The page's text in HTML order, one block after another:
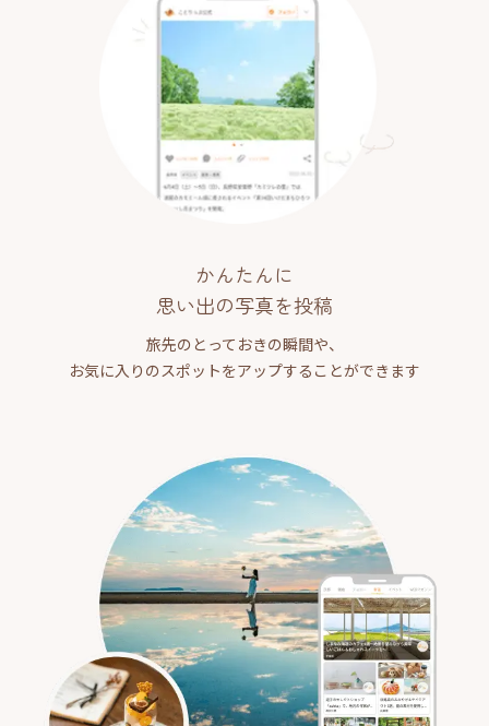
かんたんに
思い出の写真を投稿
旅先のとっておきの瞬間や、
お気に入りのスポットをアップすることができます